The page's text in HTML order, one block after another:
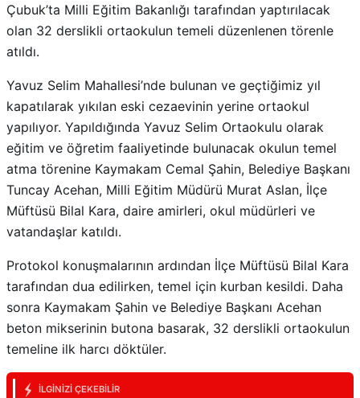
Çubuk’ta Milli Eğitim Bakanlığı tarafından yaptırılacak
olan 32 derslikli ortaokulun temeli düzenlenen törenle
atıldı.
Yavuz Selim Mahallesi’nde bulunan ve geçtiğimiz yıl
kapatılarak yıkılan eski cezaevinin yerine ortaokul
yapılıyor. Yapıldığında Yavuz Selim Ortaokulu olarak
eğitim ve öğretim faaliyetinde bulunacak okulun temel
atma törenine Kaymakam Cemal Şahin, Belediye Başkanı
Tuncay Acehan, Milli Eğitim Müdürü Murat Aslan, İlçe
Müftüsü Bilal Kara, daire amirleri, okul müdürleri ve
vatandaşlar katıldı.
Protokol konuşmalarının ardından İlçe Müftüsü Bilal Kara
tarafından dua edilirken, temel için kurban kesildi. Daha
sonra Kaymakam Şahin ve Belediye Başkanı Acehan
beton mikserinin butona basarak, 32 derslikli ortaokulun
temeline ilk harcı döktüler.
İLGINIZI ÇEKEBILIR